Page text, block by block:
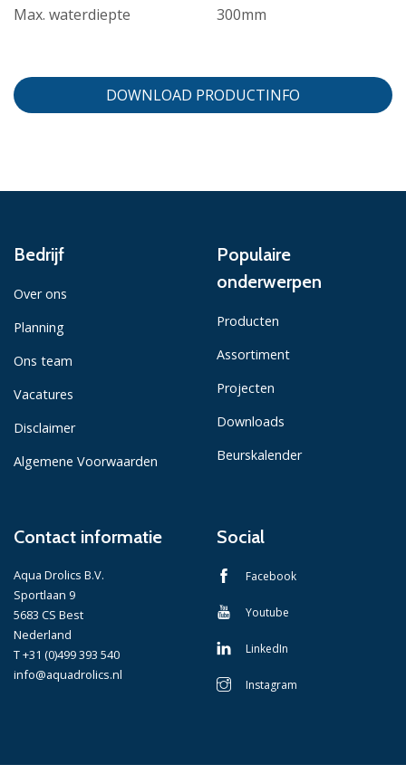
Max. waterdiepte
300mm
DOWNLOAD PRODUCTINFO
Bedrijf
Over ons
Planning
Ons team
Vacatures
Disclaimer
Algemene Voorwaarden
Populaire
onderwerpen
Producten
Assortiment
Projecten
Downloads
Beurskalender
Contact informatie
Aqua Drolics B.V.
Sportlaan 9
5683 CS Best
Nederland
T +31 (0)499 393 540
info@aquadrolics.nl
Social
Facebook
Youtube
LinkedIn
Instagram